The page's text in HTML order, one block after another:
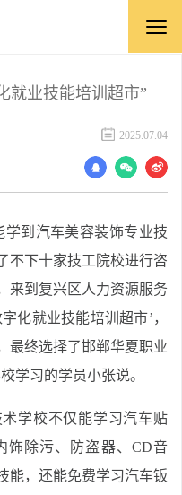
就业技能培训超市”
2025.07.04
到汽车美容装饰专业技
不下十家技工院校进行咨
来到复兴区人力资源服务
化就业技能培训超市’，
最终选择了邯郸华夏职业
学习的学员小张说。
学校不仅能学习汽车贴
饰除污、防盗器、CD音
能，还能免费学习汽车钣